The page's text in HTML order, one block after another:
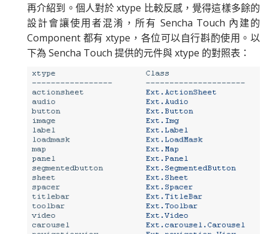
再介紹到。個人對於 xtype 比較反感，覺得這樣多餘的
設計會讓使用者混淆，所有 Sencha Touch 內建的
Component 都有 xtype，各位可以自行斟酌使用。以
下為 Sencha Touch 提供的元件與 xtype 的對照表：